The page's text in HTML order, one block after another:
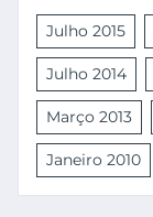
Julho 2015
Julho 2014
Março 2013
Janeiro 2010